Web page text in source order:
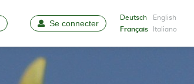
Favoris Se connecter
Deutsch
English
Français
Italiano